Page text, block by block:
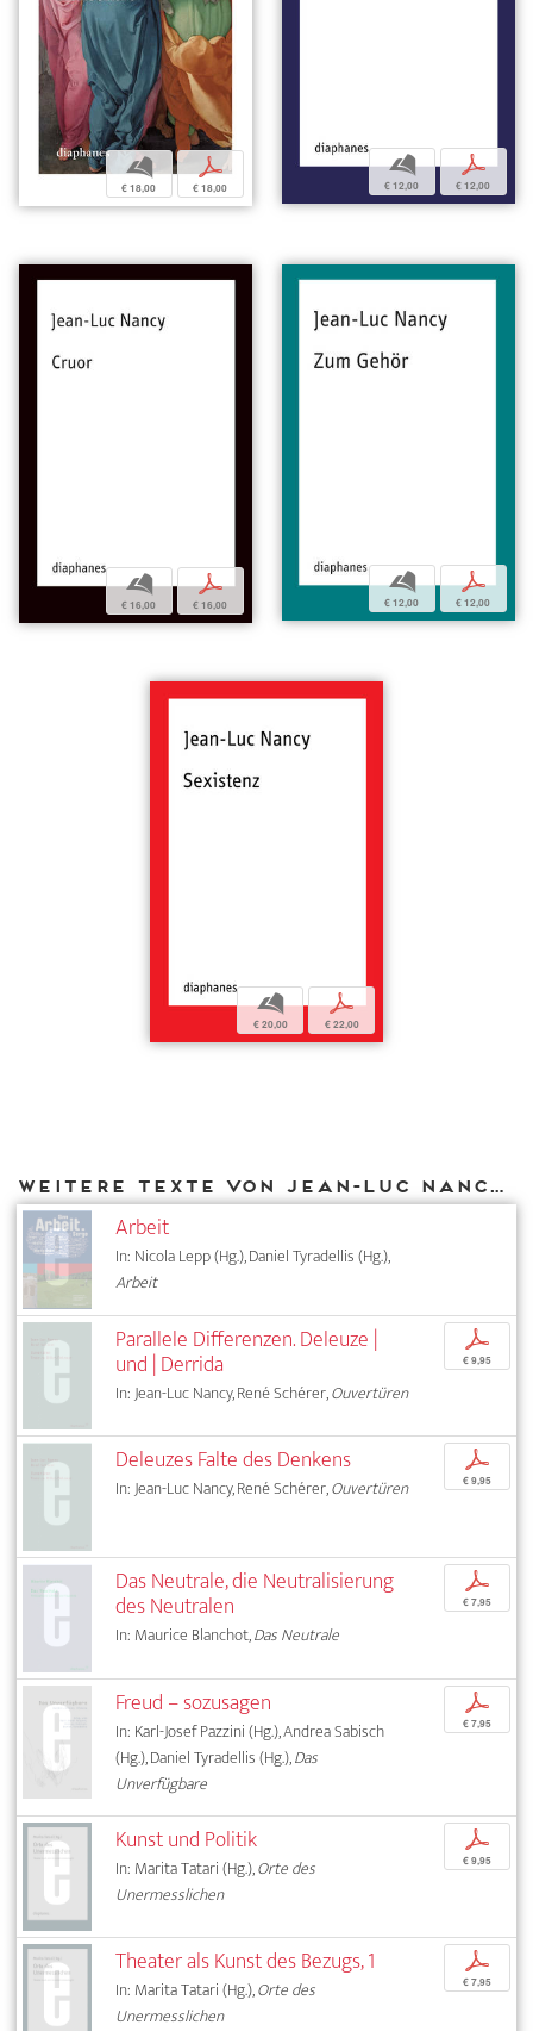
b
€ 18,00
p
€ 18,00
b
€ 12,00
p
€ 12,00
b
€ 16,00
p
€ 16,00
b
€ 12,00
p
€ 12,00
b
€ 20,00
p
€ 22,00
Weitere Texte von Jean-Luc Nancy bei DIAPHANES
Arbeit
In: Nicola Lepp (Hg.), Daniel Tyradellis (Hg.),
Arbeit
Parallele Differenzen. Deleuze |
und | Derrida
In: Jean-Luc Nancy, René Schérer,Ouvertüren
p
€ 9,95
Deleuzes Falte des Denkens
In: Jean-Luc Nancy, René Schérer,Ouvertüren
p
€ 9,95
Das Neutrale, die Neutralisierung
des Neutralen
In: Maurice Blanchot,Das Neutrale
p
€ 7,95
Freud – sozusagen
In: Karl-Josef Pazzini (Hg.), Andrea Sabisch
(Hg.), Daniel Tyradellis (Hg.),Das
Unverfügbare
p
€ 7,95
Kunst und Politik
In: Marita Tatari (Hg.),Orte des
Unermesslichen
p
€ 9,95
Theater als Kunst des Bezugs, 1
In: Marita Tatari (Hg.),Orte des
Unermesslichen
p
€ 7,95